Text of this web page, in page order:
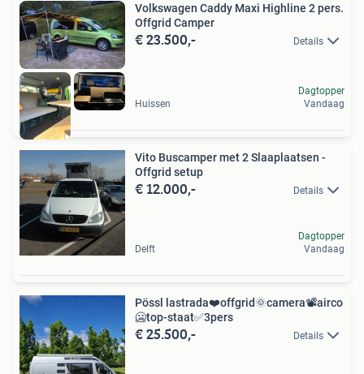
Volkswagen Caddy Maxi Highline 2 pers.
Offgrid Camper
€ 23.500,- Details
Huissen
Dagtopper
Vandaag
Vito Buscamper met 2 Slaaplaatsen -
Offgrid setup
€ 12.000,- Details
Delft
Dagtopper
Vandaag
Pössl lastrada️❤️offgrid️🌞camera📽airco
🥶top-staat✅️3pers
€ 25.500,- Details